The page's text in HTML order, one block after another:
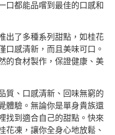
口都能品嚐到最佳的口感和
出了多種系列甜點，如桂花
口感清新，而且美味可口。
的食材製作，保證健康、美
質、口感清新、回味無窮的
體驗。無論你是單身貴族還
找到適合自己的甜點。快來
花凍，讓你全身心地放鬆、